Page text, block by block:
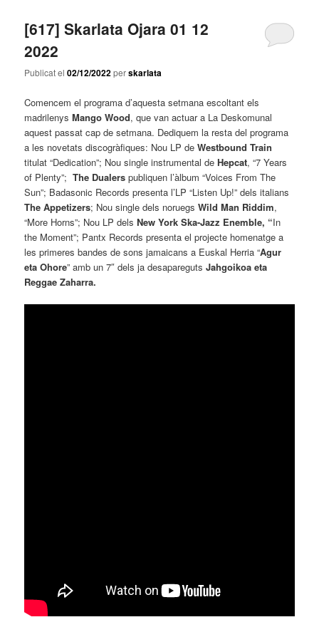
[617] Skarlata Ojara 01 12
2022
Publicat el02/12/2022perskarlata
Comencem el programa d’aquesta setmana escoltant els
madrilenysMango Wood, que van actuar a La Deskomunal
aquest passat cap de setmana. Dediquem la resta del programa
a les novetats discogràfiques: Nou LP deWestbound Train
titulat “Dedication”; Nou single instrumental deHepcat, “7 Years
of Plenty”;The Dualers publiquen l’àlbum “Voices From The
Sun”; Badasonic Records presenta l’LP“Listen Up!” dels italians
The Appetizers; Nou single dels noruegsWild Man Riddim,
“More Horns”; Nou LP delsNew York Ska-Jazz Enemble, “In
the Moment”; Pantx Records presenta el projecte homenatge a
les primeres bandes de sons jamaicans a Euskal Herria “Agur
eta Ohore” amb un 7″ dels ja desaparegutsJahgoikoa eta
Reggae Zaharra.